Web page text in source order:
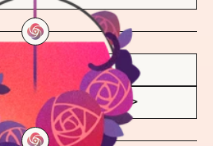
儲存我的結果圖
查看香氛類型全解析 >>>